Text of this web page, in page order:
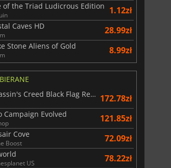
zł 66.54
of the Triad Ludicrous Edition 1.12zł
Caves HD 28.99zł
Stone Aliens of Gold 8.99zł
Assassin's Creed Black Flag Resynced 172.78zł
Campaign Evolved 121.85zł
Cove
Boost 72.09zł
US 78.22zł